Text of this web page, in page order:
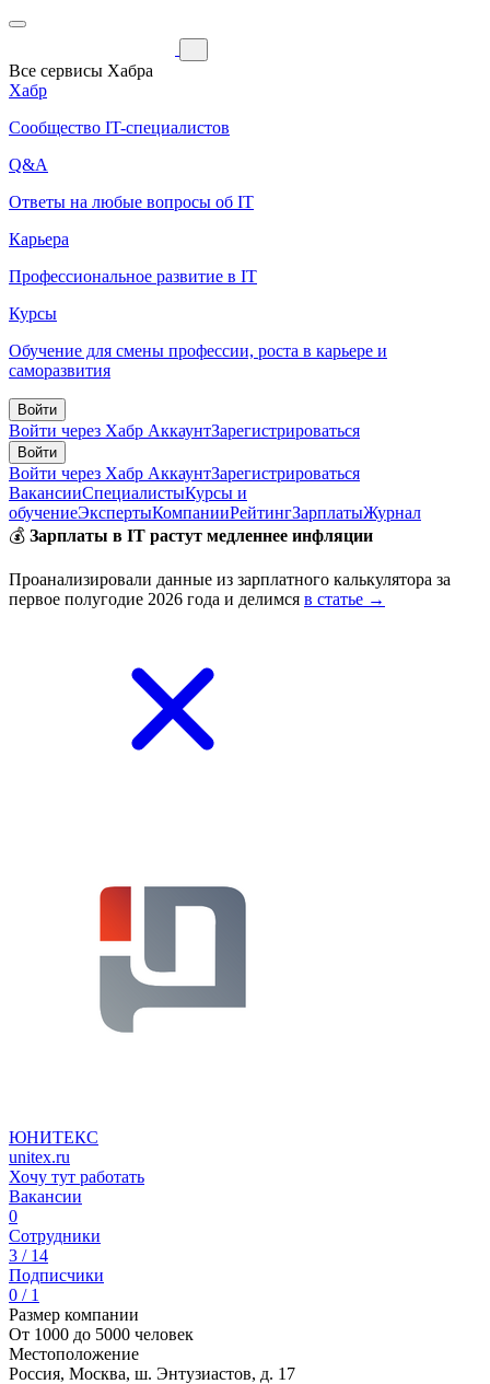
Все сервисы Хабра
Хабр
Сообщество IT-специалистов
Q&A
Ответы на любые вопросы об IT
Карьера
Профессиональное развитие в IT
Курсы
Обучение для смены профессии, роста в карьере и
саморазвития
Войти
Войти через Хабр АккаунтЗарегистрироваться
Войти
Войти через Хабр АккаунтЗарегистрироваться
ВакансииСпециалистыКурсы и
обучениеЭкспертыКомпанииРейтингЗарплатыЖурнал
💰 Зарплаты в IT растут медленнее инфляции
Проанализировали данные из зарплатного калькулятора за
первое полугодие 2026 года и делимся в статье →
ЮНИТЕКС
unitex.ru
Хочу тут работать
Вакансии
0
Сотрудники
3 / 14
Подписчики
0 / 1
Размер компании
От 1000 до 5000 человек
Местоположение
Россия, Москва, ш. Энтузиастов, д. 17